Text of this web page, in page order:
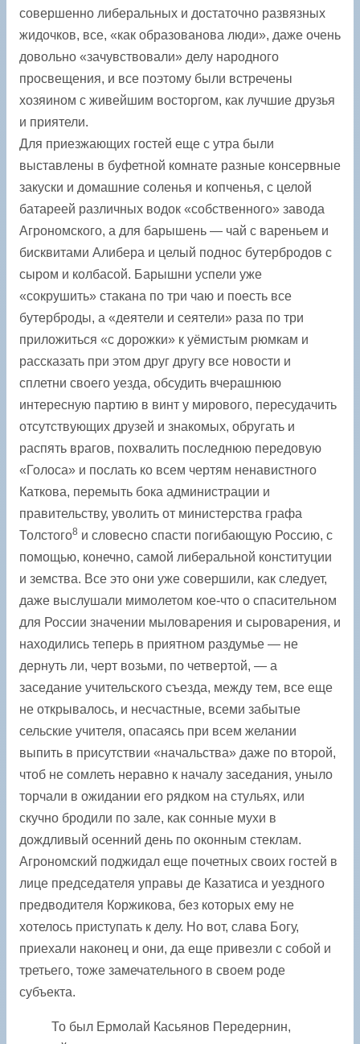
совершенно либеральных и достаточно развязных
жидочков, все, «как образованова люди», даже очень
довольно «зачувствовали» делу народного
просвещения, и все поэтому были встречены
хозяином с живейшим восторгом, как лучшие друзья
и приятели.
Для приезжающих гостей еще с утра были
выставлены в буфетной комнате разные консервные
закуски и домашние соленья и копченья, с целой
батареей различных водок «собственного» завода
Агрономского, а для барышень — чай с вареньем и
бисквитами Алибера и целый поднос бутербродов с
сыром и колбасой. Барышни успели уже
«сокрушить» стакана по три чаю и поесть все
бутерброды, а «деятели и сеятели» раза по три
приложиться «с дорожки» к уёмистым рюмкам и
рассказать при этом друг другу все новости и
сплетни своего уезда, обсудить вчерашнюю
интересную партию в винт у мирового, пересудачить
отсутствующих друзей и знакомых, обругать и
распять врагов, похвалить последнюю передовую
«Голоса» и послать ко всем чертям ненавистного
Каткова, перемыть бока администрации и
правительству, уволить от министерства графа
Толстого8 и словесно спасти погибающую Россию, с
помощью, конечно, самой либеральной конституции
и земства. Все это они уже совершили, как следует,
даже выслушали мимолетом кое-что о спасительном
для России значении мыловарения и сыроварения, и
находились теперь в приятном раздумье — не
дернуть ли, черт возьми, по четвертой, — а
заседание учительского съезда, между тем, все еще
не открывалось, и несчастные, всеми забытые
сельские учителя, опасаясь при всем желании
выпить в присутствии «начальства» даже по второй,
чтоб не сомлеть неравно к началу заседания, уныло
торчали в ожидании его рядком на стульях, или
скучно бродили по зале, как сонные мухи в
дождливый осенний день по оконным стеклам.
Агрономский поджидал еще почетных своих гостей в
лице председателя управы де Казатиса и уездного
предводителя Коржикова, без которых ему не
хотелось приступать к делу. Но вот, слава Богу,
приехали наконец и они, да еще привезли с собой и
третьего, тоже замечательного в своем роде
субъекта.
То был Ермолай Касьянов Передернин,